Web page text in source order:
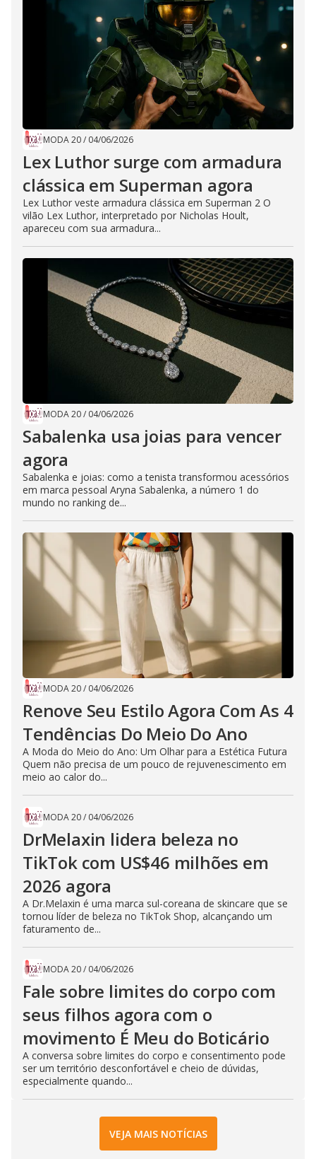
MODA 20/ 04/06/2026
Lex Luthor surge com armadura
clássica em Superman agora
Lex Luthor veste armadura clássica em Superman 2 O
vilão Lex Luthor, interpretado por Nicholas Hoult,
apareceu com sua armadura...
MODA 20/ 04/06/2026
Sabalenka usa joias para vencer
agora
Sabalenka e joias: como a tenista transformou acessórios
em marca pessoal Aryna Sabalenka, a número 1 do
mundo no ranking de...
MODA 20/ 04/06/2026
Renove Seu Estilo Agora Com As 4
Tendências Do Meio Do Ano
A Moda do Meio do Ano: Um Olhar para a Estética Futura
Quem não precisa de um pouco de rejuvenescimento em
meio ao calor do...
MODA 20/ 04/06/2026
DrMelaxin lidera beleza no
TikTok com US$46 milhões em
2026 agora
A Dr.Melaxin é uma marca sul-coreana de skincare que se
tornou líder de beleza no TikTok Shop, alcançando um
faturamento de...
MODA 20/ 04/06/2026
Fale sobre limites do corpo com
seus filhos agora com o
movimento É Meu do Boticário
A conversa sobre limites do corpo e consentimento pode
ser um território desconfortável e cheio de dúvidas,
especialmente quando...
VEJA MAIS NOTÍCIAS